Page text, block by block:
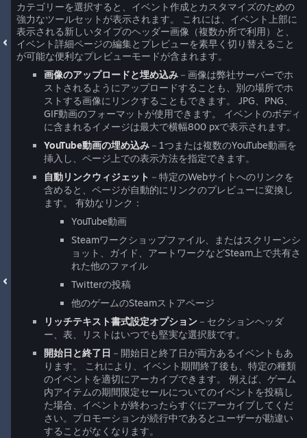
カテゴリーを選択すると、イベント作成とカスタマイズのための
強力なツールセットが表示されます。 これには、イベント上部に
表示される新しいタイプのヘッダー画像（複数か所で利用）と、
イベント詳細ページの編集とプレビューを素早く切り替えること
が可能な便利なプレビューモードが含まれます。
画像のアップロードと埋め込み －画像は弊社サーバーでホ
ストされるようにアップロードすることも、別の場所でホ
ストする画像にリンクすることもできます。 JPG、PNG、
GIF動画のフォーマットが使用できます。 イベントのボディ
に含まれるイメージは最大で横幅800 pxで表示されます。
YouTube動画の埋め込み －1つまたは複数のYouTube動画を
挿入し、ページ上での表示方法を指定できます。
自動リンクウィジェット －特定のWebサイトへのリンクを
含めると、ページが自動的にリンクのプレビューに変換し
ます。 有効なリンク：
YouTube動画
Steamワークショップファイル、またはスクリーンシ
ョット、ガイド、アートワークなどSteam上で共有さ
れた他のファイル
Twitterの投稿
他のゲームのSteamストアページ
リッチテキスト書式設定オプション －セクションヘッダ
ー、表、リストはいつでも堅実な選択肢です。
開始日と終了日 －開始日と終了日が両方あるイベントもあ
ります。 これにより、イベント期間終了後も、特定の種類
のイベントを適切にアーカイブできます。 例えば、ゲーム
内アイテムの期間限定セールについてのイベントを投稿し
た場合、イベントが終わったらすぐにアーカイブしてくだ
さい。プロモーションが続行中であるとユーザーが勘違い
することがなくなります。